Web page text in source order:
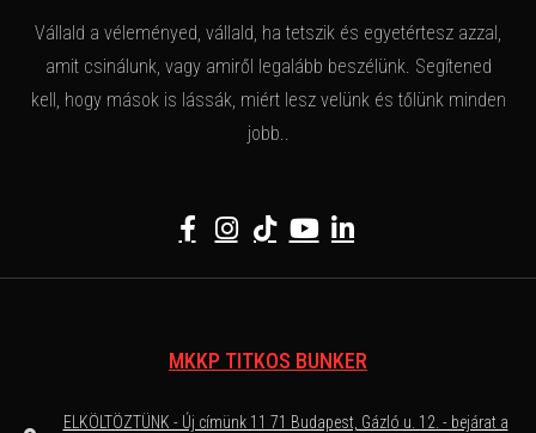
Vállald a véleményed, vállald, ha tetszik és egyetértesz azzal,
amit csinálunk, vagy amiről legalább beszélünk. Segítened
kell, hogy mások is lássák, miért lesz velünk és tőlünk minden
jobb..
MKKP TITKOS BUNKER
ELKÖLTÖZTÜNK - Új címünk 11 71 Budapest, Gázló u. 12. - bejárat a